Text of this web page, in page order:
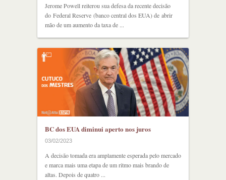
Jerome Powell reiterou sua defesa da recente decisão
do Federal Reserve (banco central dos EUA) de abrir
mão de um aumento da taxa de ...
BC dos EUA diminui aperto nos juros
03/02/2023
A decisão tomada era amplamente esperada pelo mercado
e marca mais uma etapa de um ritmo mais brando de
altas. Depois de quatro ...